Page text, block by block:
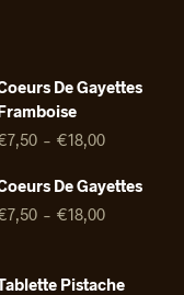
De Gayettes
7,50 – €18,00Plage
prix :
€7,50
à
De Gayettes
7,50 – €18,00Plage
Pistache